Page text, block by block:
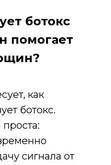
ботокс
помогает
как
ботокс.
сигнала от